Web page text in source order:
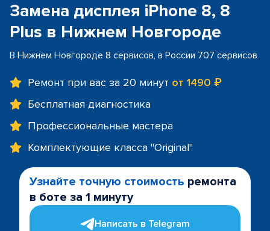
Замена дисплея iPhone 8, 8
Plus в Нижнем Новгороде
В Нижнем Новгороде 8 сервисов, в России 707 сервисов
Ремонт при вас за 20 минут от 1490 ₽
Бесплатная диагностика
Профессиональные мастера
Комплектующие класса "Original"
Узнайте точную стоимость ремонта
в боте за 1 минуту
Написать в Telegram